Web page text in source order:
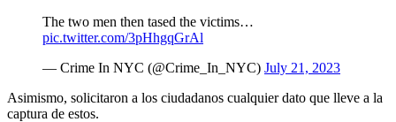
The two men then tased the victims…
pic.twitter.com/3pHhgqGrAl
— Crime In NYC (@Crime_In_NYC) July 21, 2023
Asimismo, solicitaron a los ciudadanos cualquier dato que lleve a la
captura de estos.